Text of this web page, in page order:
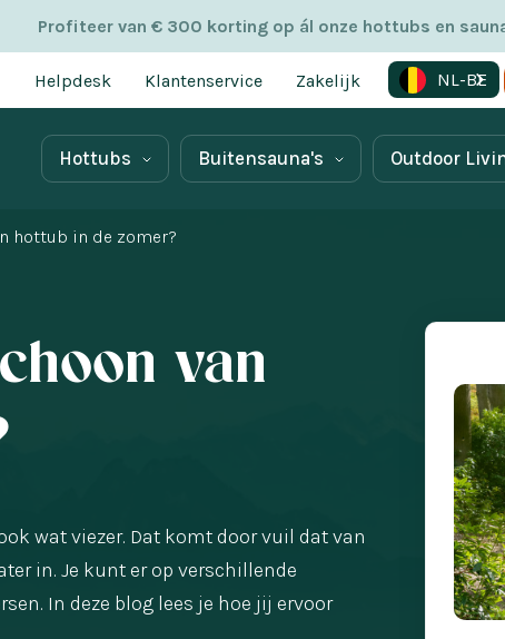
Profiteer van € 300 korting op ál onze hottubs en
Helpdesk Klantenservice Zakelijk NL-BE
Hottubs Buitensauna's Outdoor
hottub in de zomer?
van
wat viezer. Dat komt door vuil dat van
in. Je kunt er op verschillende
In deze blog lees je hoe jij ervoor